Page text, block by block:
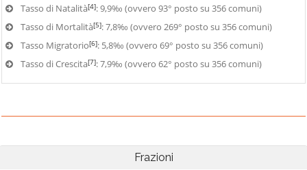
Tasso di Natalità[4]: 9,9‰ (ovvero 93° posto su 356 comuni)
Tasso di Mortalità[5]: 7,8‰ (ovvero 269° posto su 356 comuni)
Tasso Migratorio[6]: 5,8‰ (ovvero 69° posto su 356 comuni)
Tasso di Crescita[7]: 7,9‰ (ovvero 62° posto su 356 comuni)
Frazioni